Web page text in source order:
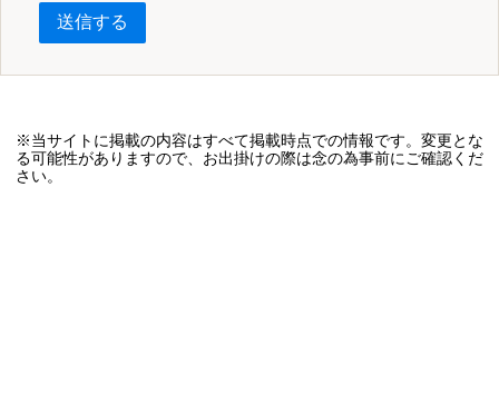
送信する
※当サイトに掲載の内容はすべて掲載時点での情報です。変更とな
る可能性がありますので、お出掛けの際は念の為事前にご確認くだ
さい。